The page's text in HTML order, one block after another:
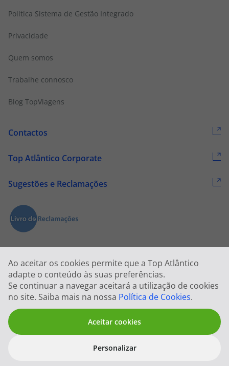
Ao aceitar os cookies permite que a Top Atlântico
adapte o conteúdo às suas preferências.
Se continuar a navegar aceitará a utilização de cookies
no site. Saiba mais na nossa Política de Cookies.
Aceitar cookies
Personalizar
Politica Sistema de Gestão Integrado
Privacidade
Quem somos
Trabalhe connosco
Blog TopViagens
Contactos
Top Atlântico Corporate
Sugestões e Reclamações
2026 © Todos os direitos reservados:Top Atlântico, Viagens e Turismo